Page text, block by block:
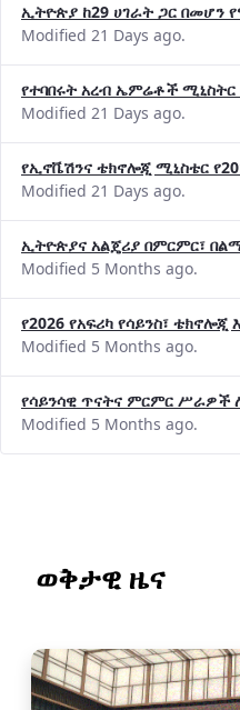
ኢትዮጵያ ከ29 ሀገራት ጋር በመሆን
Modified 21 Days ago.
የተባበሩት አረብ ኤምሬቶች
Modified 21 Days ago.
የኢኖቬሽንና ቴክኖሎጂ ሚኒስቴር
Modified 21 Days ago.
ኢትዮጵያና አልጄሪያ በምርምር፣
Modified 5 Months ago.
የ2026 የአፍሪካ የሳይንስ፣
Modified 5 Months ago.
የሳይንሳዊ ጥናትና ምርምር
Modified 5 Months ago.
ወቅታዊ ዜና